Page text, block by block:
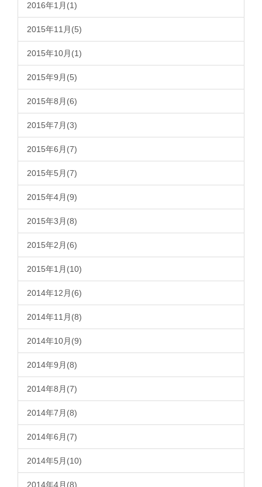
2016年1月(1)
2015年11月(5)
2015年10月(1)
2015年9月(5)
2015年8月(6)
2015年7月(3)
2015年6月(7)
2015年5月(7)
2015年4月(9)
2015年3月(8)
2015年2月(6)
2015年1月(10)
2014年12月(6)
2014年11月(8)
2014年10月(9)
2014年9月(8)
2014年8月(7)
2014年7月(8)
2014年6月(7)
2014年5月(10)
2014年4月(8)